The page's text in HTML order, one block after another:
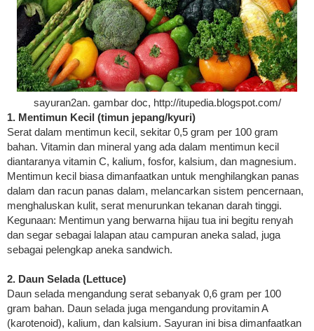
sayuran2an. gambar doc, http://itupedia.blogspot.com/
1. Mentimun Kecil (timun jepang/kyuri)
Serat dalam mentimun kecil, sekitar 0,5 gram per 100 gram
bahan. Vitamin dan mineral yang ada dalam mentimun kecil
diantaranya vitamin C, kalium, fosfor, kalsium, dan magnesium.
Mentimun kecil biasa dimanfaatkan untuk menghilangkan panas
dalam dan racun panas dalam, melancarkan sistem pencernaan,
menghaluskan kulit, serat menurunkan tekanan darah tinggi.
Kegunaan: Mentimun yang berwarna hijau tua ini begitu renyah
dan segar sebagai lalapan atau campuran aneka salad, juga
sebagai pelengkap aneka sandwich.
2. Daun Selada (Lettuce)
Daun selada mengandung serat sebanyak 0,6 gram per 100
gram bahan. Daun selada juga mengandung provitamin A
(karotenoid), kalium, dan kalsium. Sayuran ini bisa dimanfaatkan